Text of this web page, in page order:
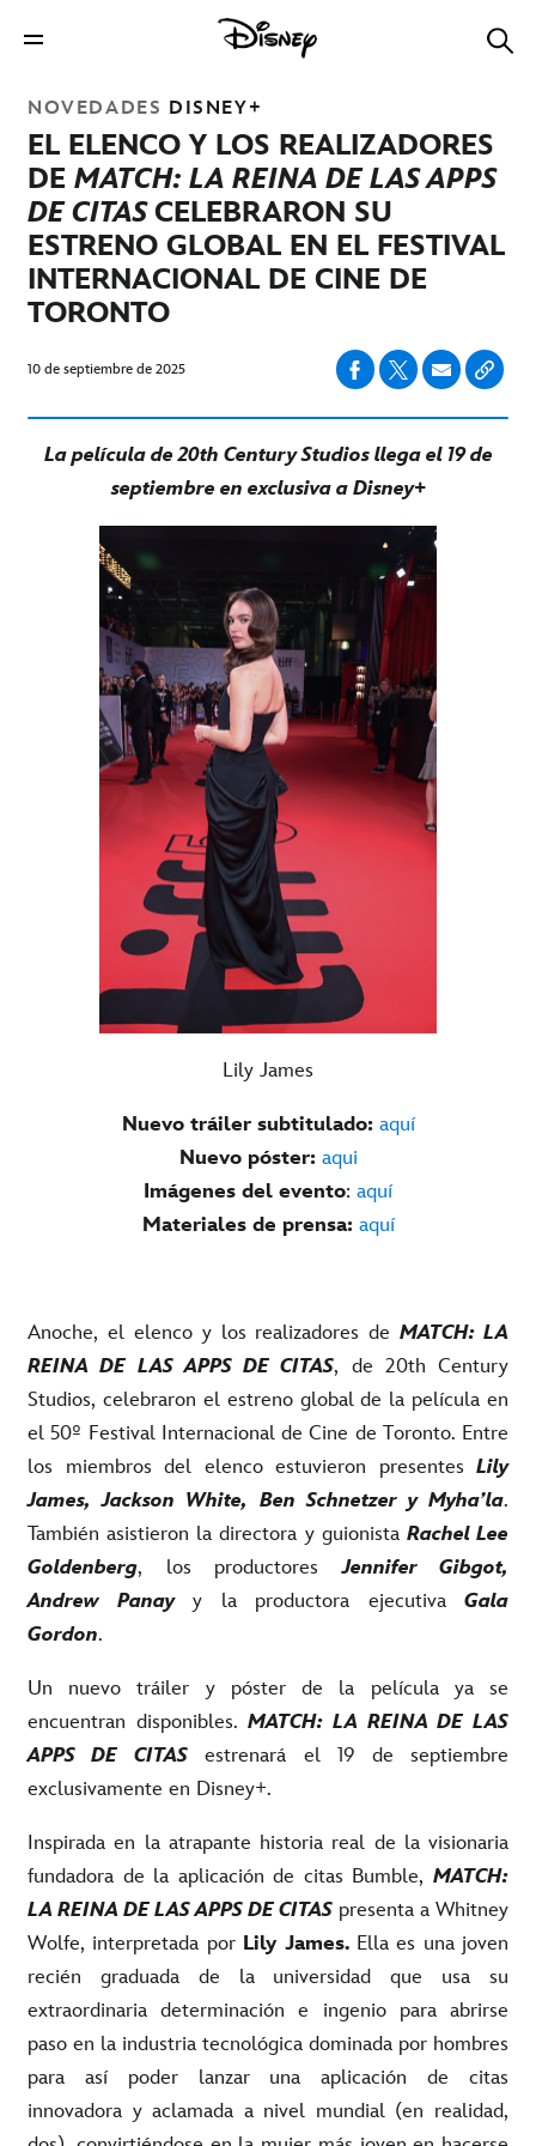
NOVEDADES DISNEY+
EL ELENCO Y LOS REALIZADORES
DE MATCH: LA REINA DE LAS APPS
DE CITASCELEBRARON SU
ESTRENO GLOBAL EN EL FESTIVAL
INTERNACIONAL DE CINE DE
TORONTO
10 de septiembre de 2025
La película de 20th Century Studios llega el 19 de
septiembre en exclusiva a Disney+
Lily James
Nuevo tráiler subtitulado: aquí
Nuevo póster: aqui
Imágenes del evento: aquí
Materiales de prensa: aquí
Anoche, el elenco y los realizadores deMATCH: LA
REINA DE LAS APPS DE CITAS, de 20th Century
Studios, celebraron el estreno global de la película en
el 50º Festival Internacional de Cine de Toronto. Entre
los miembros del elenco estuvieron presentes Lily
James, Jackson White, Ben Schnetzer y Myha’la.
También asistieron la directora y guionista Rachel Lee
Goldenberg, los productoresJennifer Gibgot,
Andrew Panay y la productora ejecutiva Gala
Gordon.
Un nuevo tráiler y póster de la película ya se
encuentran disponibles.MATCH: LA REINA DE LAS
APPS DE CITASestrenará el 19 de septiembre
exclusivamente en Disney+.
Inspirada en la atrapante historia real de la visionaria
fundadora de la aplicación de citas Bumble, MATCH:
LA REINA DE LAS APPS DE CITAS presenta a Whitney
Wolfe, interpretada por Lily James. Ella es una joven
recién graduada de la universidad que usa su
extraordinaria determinación e ingenio para abrirse
paso en la industria tecnológica dominada por hombres
para así poder lanzar una aplicación de citas
innovadora y aclamada a nivel mundial (en realidad,